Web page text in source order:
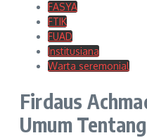
FASYA
FTIK
FUAD
Institusiana
Warta seremonial
Firdaus
Umum